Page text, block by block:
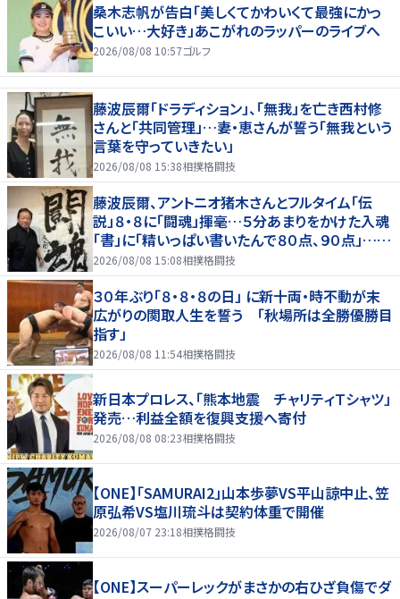
桑木志帆が告白「美しくてかわいくて最強にかっ
こいい…大好き」あこがれのラッパーのライブへ
2026/08/08 10:57ゴルフ
藤波辰爾「ドラディション」、「無我」を亡き西村修
さんと「共同管理」…妻・恵さんが誓う「無我という
言葉を守っていきたい」
2026/08/08 15:38相撲格闘技
藤波辰爾、アントニオ猪木さんとフルタイム「伝
説」８・８に「闘魂」揮毫…５分あまりをかけた入魂
「書」に「精いっぱい書いたんで８０点、９０点」…
「人間・藤波辰爾展」開催
2026/08/08 15:08相撲格闘技
３０年ぶり「８・８・８の日」 に新十両・時不動が末
広がりの関取人生を誓う 「秋場所は全勝優勝目
指す」
2026/08/08 11:54相撲格闘技
新日本プロレス、「熊本地震 チャリティＴシャツ」
発売…利益全額を復興支援へ寄付
2026/08/08 08:23相撲格闘技
【ONE】「SAMURAI2」山本歩夢VS平山諒中止、笠
原弘希VS塩川琉斗は契約体重で開催
2026/08/07 23:18相撲格闘技
【ONE】スーパーレックがまさかの右ひざ負傷でダ